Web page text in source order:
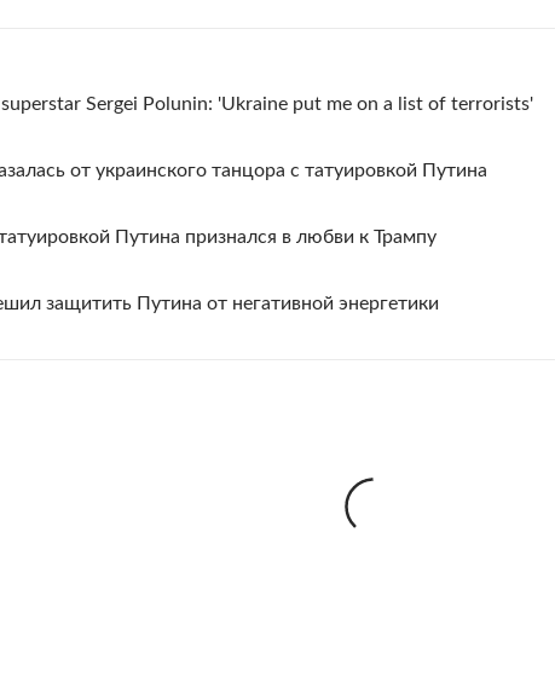
Sergei Polunin: 'Ukraine put me on a list of terrorists'
от украинского танцора с татуировкой Путина
Путина признался в любви к Трампу
защитить Путина от негативной энергетики